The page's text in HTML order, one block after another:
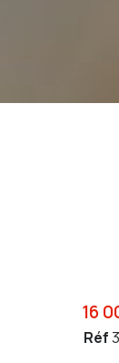
16
Réf